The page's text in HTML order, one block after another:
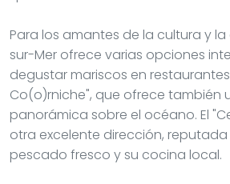
Para los amantes de la cultura y
sur-Mer ofrece varias opciones
degustar mariscos en
Co(o)rniche", que ofrece también
panorámica sobre el océano. El
otra excelente dirección,
pescado fresco y su cocina local.